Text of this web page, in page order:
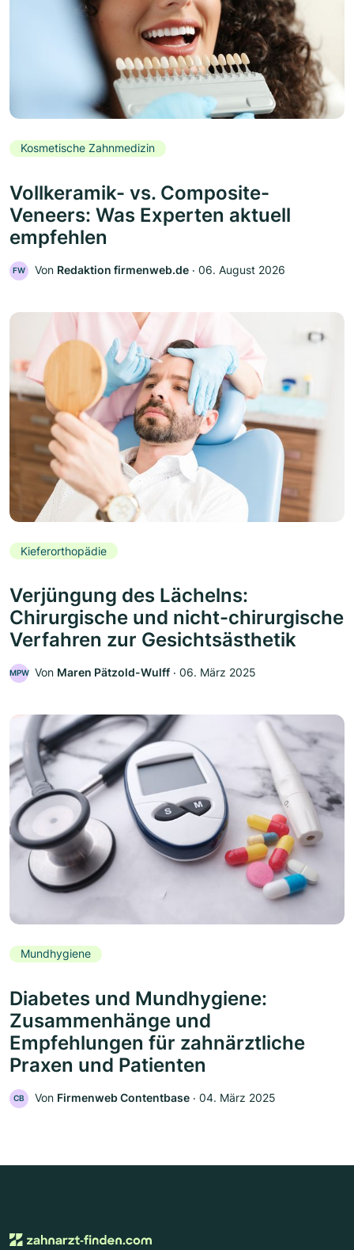
Kosmetische Zahnmedizin
Vollkeramik- vs. Composite-
Veneers: Was Experten aktuell
empfehlen
FW Von Redaktion firmenweb.de ‧ 06. August 2026
Kieferorthopädie
Verjüngung des Lächelns:
Chirurgische und nicht-chirurgische
Verfahren zur Gesichtsästhetik
MPW Von Maren Pätzold-Wulff ‧ 06. März 2025
Mundhygiene
Diabetes und Mundhygiene:
Zusammenhänge und
Empfehlungen für zahnärztliche
Praxen und Patienten
CB Von Firmenweb Contentbase ‧ 04. März 2025